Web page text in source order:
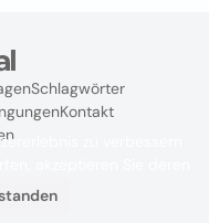
Schlagwörter
Kontakt
zu verbessern